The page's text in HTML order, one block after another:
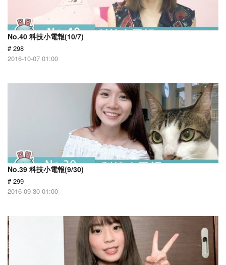
No.40 科技小電報(10/7)
# 298
2016-10-07 01:00
No.39 科技小電報(9/30)
# 299
2016-09-30 01:00